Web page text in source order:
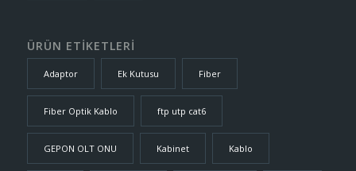
ÜRÜN ETİKETLERİ
Adaptor Ek Kutusu Fiber
Fiber Optik Kablo ftp utp cat6
GEPON OLT ONU Kabinet Kablo